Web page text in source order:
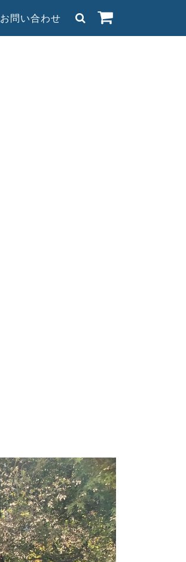
お問い合わせ